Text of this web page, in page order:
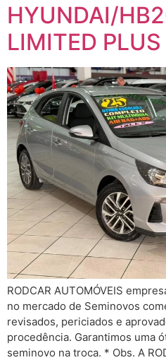
HYUNDAI/
LIMITED PLUS
RODCAR AUTOMÓVEIS
no mercado de Seminovos
revisados, periciados e
procedência. Garantimos uma
seminovo na troca. * Obs. A